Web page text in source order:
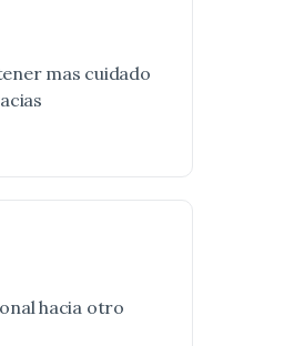
mas cuidado
hacia otro